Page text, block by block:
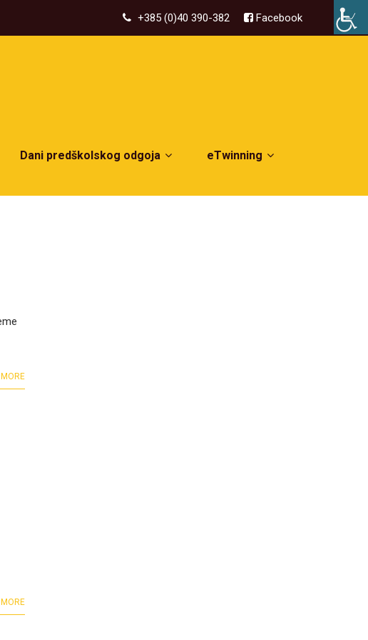
+385 (0)40 390-382 Facebook
Dani predškolskog odgoja eTwinning